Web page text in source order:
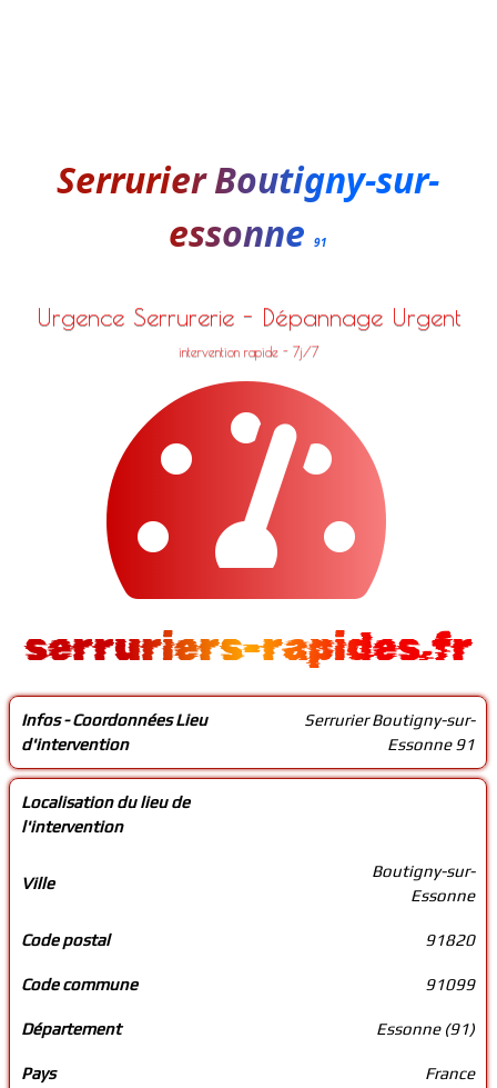
Serrurier Boutigny-sur-
essonne91
Urgence Serrurerie - Dépannage Urgent
intervention rapide - 7j/7
serruriers-rapides.fr
Infos - Coordonnées Lieu
d'intervention
Serrurier Boutigny-sur-
Essonne 91
Localisation du lieu de
l'intervention
Ville
Boutigny-sur-
Essonne
Code postal 91820
Code commune 91099
Département Essonne (91)
Pays France